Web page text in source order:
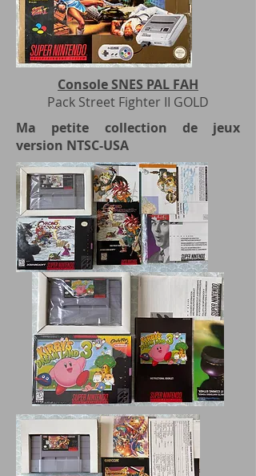
Console SNES PAL FAH
Pack Street Fighter II GOLD
Ma petite collection de jeux
version NTSC-USA